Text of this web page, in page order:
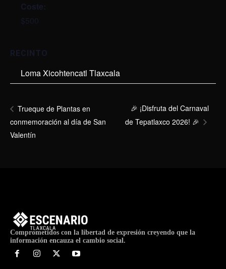
Coste:
$500
RECINTO
Loma Xicohtencatl Tlaxcala
Trueque de Plantas en
conmemoración al día de San
Valentín
🎉 ¡Disfruta del Carnaval
de Tepatlaxco 2026! 🎉
Comprometidos con la libertad de expresión creyendo que la
información encauza el cambio social.